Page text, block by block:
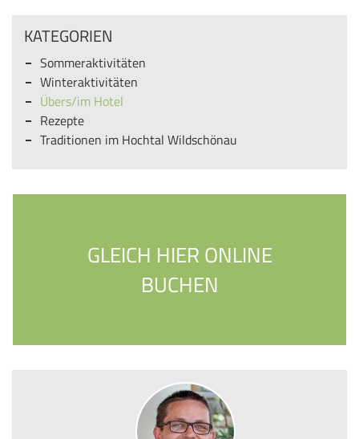
KATEGORIEN
Sommeraktivitäten
Winteraktivitäten
Übers/im Hotel
Rezepte
Traditionen im Hochtal Wildschönau
GLEICH HIER ONLINE
BUCHEN